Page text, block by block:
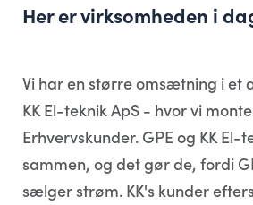
Her er virksomheden i
Vi har en større omsætning i et
KK El-teknik ApS - hvor vi
Erhvervskunder. GPE og KK
sammen, og det gør de, fordi
sælger strøm. KK's kunder